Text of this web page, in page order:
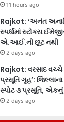
11 hours ago
Rajkot: ‘અનંત
સ્પર્ધામાં સ્ટોક્સ
એ.આઈ.ની છૂટ નથી
2 days ago
Rajkot: વરસાદ
પ્રસૂતિ ગૃહ’:
સ્પોટ ૩ પ્રસૂતિ, એકનું
2 days ago